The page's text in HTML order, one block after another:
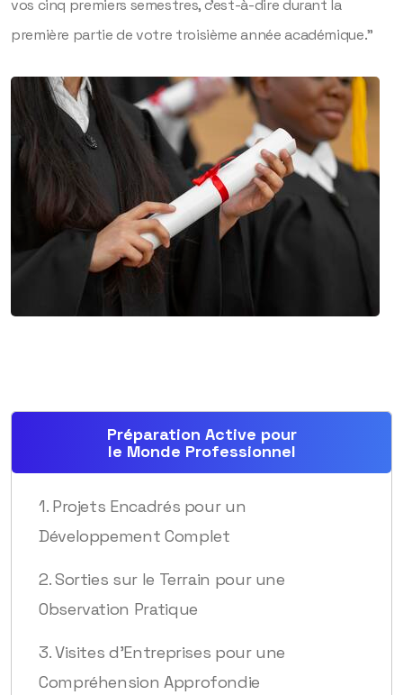
vos cinq premiers semestres, c’est-à-dire durant la
première partie de votre troisième année académique.”
Préparation Active pour
le Monde Professionnel
1. Projets Encadrés pour un
Développement Complet
2. Sorties sur le Terrain pour une
Observation Pratique
3. Visites d’Entreprises pour une
Compréhension Approfondie